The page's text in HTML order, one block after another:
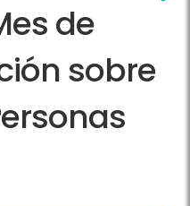
de
sobre